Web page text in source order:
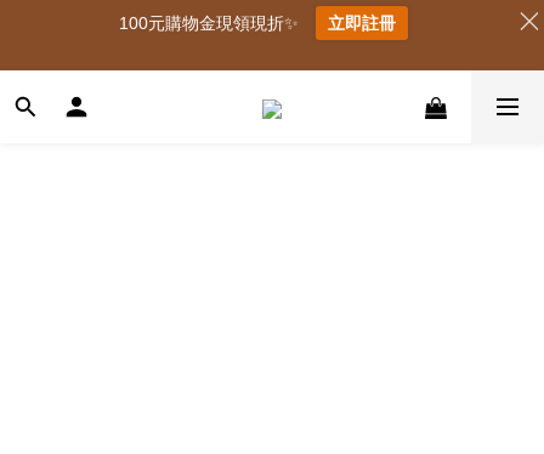
100元購物金現領現折✨ 立即註冊